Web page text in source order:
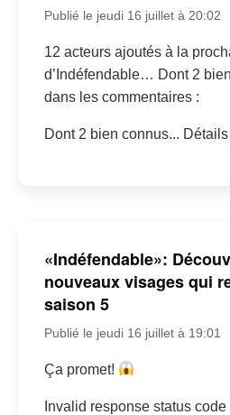
Publié le jeudi 16 juillet à 20:02
12 acteurs ajoutés à la
d’Indéfendable… Dont 2
dans les commentaires :
Dont 2 bien connus...
«Indéfendable»:
nouveaux visages qui
saison 5
Publié le jeudi 16 juillet à 19:01
Ça promet!
Invalid response status code